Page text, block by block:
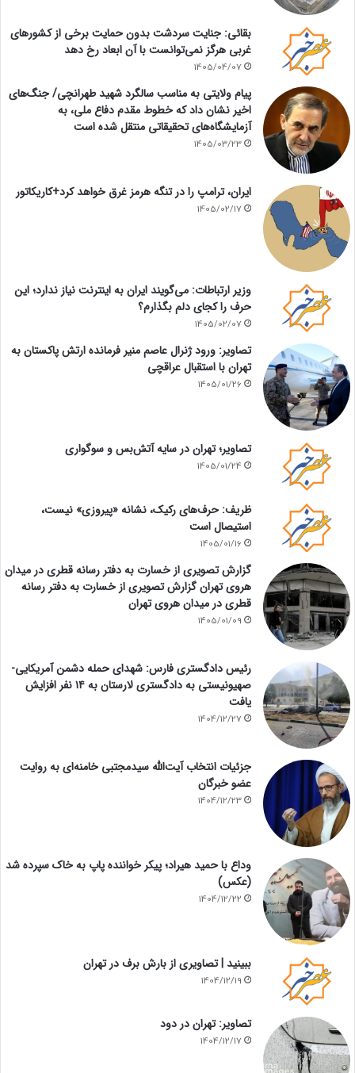
بقائی: جنایت سردشت بدون حمایت برخی از کشورهای
غربی هرگز نمی‌توانست با آن ابعاد رخ دهد
1405/04/07
پیام ولایتی به مناسب سالگرد شهید طهرانچی/ جنگ‌های
اخیر نشان داد که خطوط مقدم دفاع ملی، به
آزمایشگاه‌های تحقیقاتی منتقل شده است
1405/03/23
ایران، ترامپ را در تنگه هرمز غرق خواهد کرد+کاریکاتور
1405/02/17
وزیر ارتباطات: می‌گویند ایران به اینترنت نیاز ندارد؛ این
حرف را کجای دلم بگذارم؟
1405/02/07
تصاویر: ورود ژنرال عاصم منیر فرمانده ارتش پاکستان به
تهران با استقبال عراقچی
1405/01/26
تصاویر؛ تهران در سایه آتش‌بس و سوگواری
1405/01/24
ظریف: حرف‌های رکیک، نشانه «پیروزی» نیست،
استیصال است
1405/01/16
گزارش تصویری از خسارت به دفتر رسانه قطری در میدان
هروی تهران گزارش تصویری از خسارت به دفتر رسانه
قطری در میدان هروی تهران
1405/01/09
رئیس دادگستری فارس: شهدای حمله دشمن آمریکایی-
صهیونیستی به دادگستری لارستان به ۱۴ نفر افزایش
یافت
1404/12/27
جزئیات انتخاب آیت‌الله سیدمجتبی خامنه‌ای به روایت
عضو خبرگان
1404/12/23
وداع با حمید هیراد؛ پیکر خواننده پاپ به خاک سپرده شد
(عکس)
1404/12/22
ببینید | تصاویری از بارش برف در تهران
1404/12/19
تصاویر: تهران در دود
1404/12/17